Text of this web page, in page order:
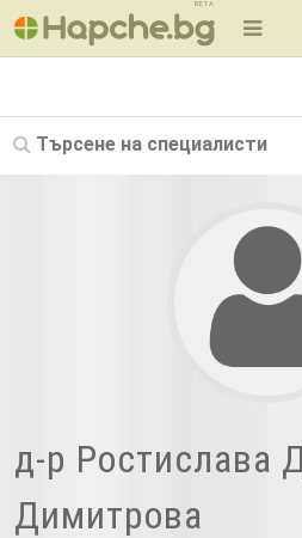
BETA
Търсене на специалисти
д-р Ростислава
Димитрова